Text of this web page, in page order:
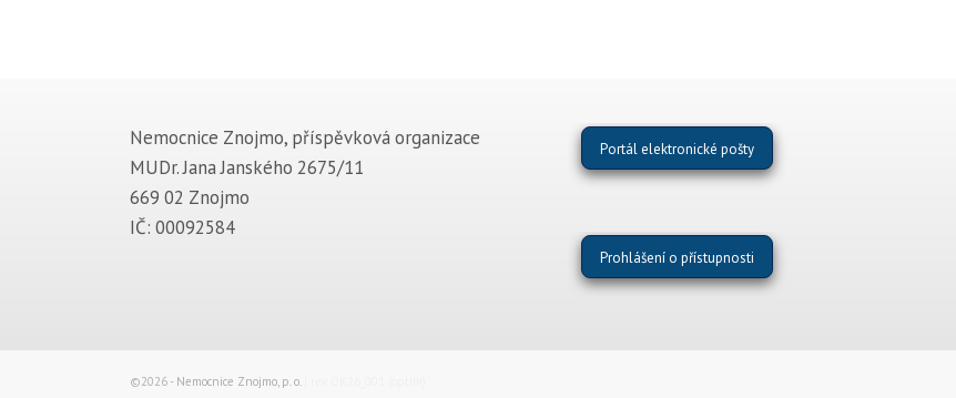
Nemocnice Znojmo, příspěvková organizace
MUDr. Jana Janského 2675/11
669 02 Znojmo
IČ: 00092584
Portál elektronické pošty
Prohlášení o přístupnosti
©2026 - Nemocnice Znojmo, p. o.